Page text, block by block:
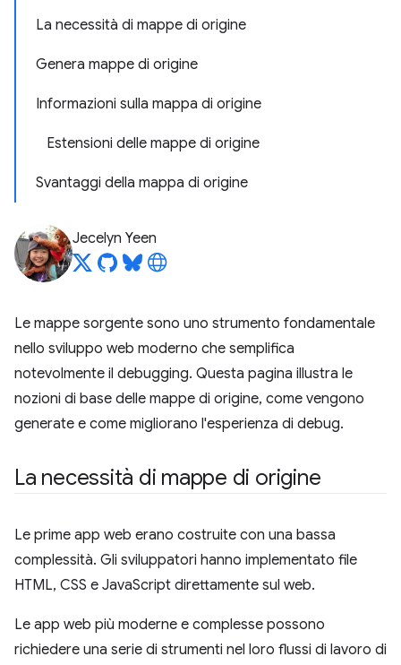
La necessità di mappe di origine
Genera mappe di origine
Informazioni sulla mappa di origine
Estensioni delle mappe di origine
Svantaggi della mappa di origine
Jecelyn Yeen
Le mappe sorgente sono uno strumento fondamentale
nello sviluppo web moderno che semplifica
notevolmente il debugging. Questa pagina illustra le
nozioni di base delle mappe di origine, come vengono
generate e come migliorano l'esperienza di debug.
La necessità di mappe di origine
Le prime app web erano costruite con una bassa
complessità. Gli sviluppatori hanno implementato file
HTML, CSS e JavaScript direttamente sul web.
Le app web più moderne e complesse possono
richiedere una serie di strumenti nel loro flussi di lavoro di